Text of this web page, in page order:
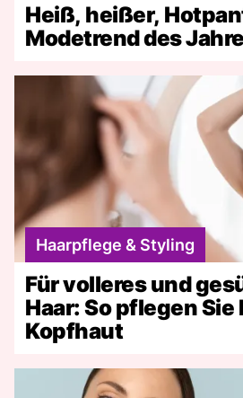
Heiß, heißer,
Modetrend des
Haarpflege & Styling
Für volleres und
Haar: So pflegen Sie
Kopfhaut